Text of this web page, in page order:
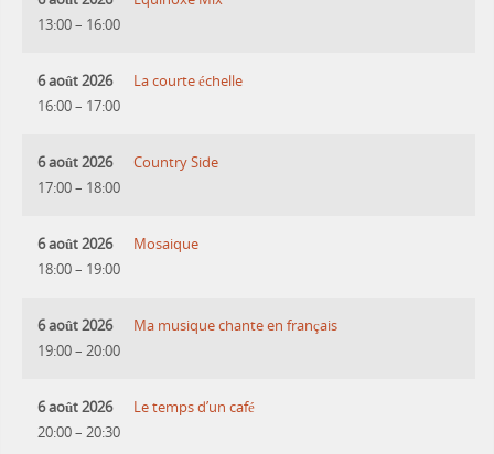
13:00– 16:00
6 août 2026
16:00– 17:00
La courte échelle
6 août 2026
17:00– 18:00
Country Side
6 août 2026
18:00– 19:00
Mosaique
6 août 2026
19:00– 20:00
Ma musique chante en français
6 août 2026
20:00– 20:30
Le temps d’un café